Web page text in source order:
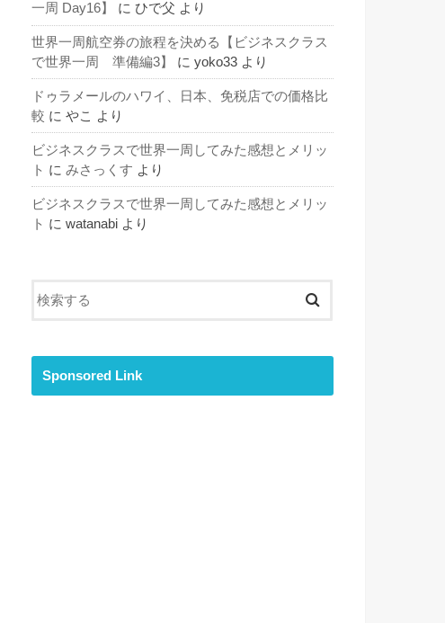
一周 Day16】
に ひで父 より
世界一周航空券の旅程を決める【ビジネスクラス
で世界一周 準備編3】
に yoko33 より
ドゥラメールのハワイ、日本、免税店での価格比
較 に やこ より
ビジネスクラスで世界一周してみた感想とメリッ
ト に みさっくす より
ビジネスクラスで世界一周してみた感想とメリッ
ト に watanabi より
Sponsored Link